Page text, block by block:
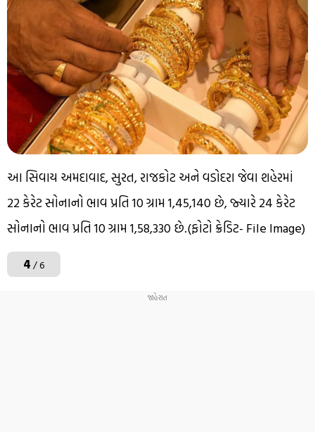
આ સિવાય અમદાવાદ, સુરત, રાજકોટ અને વડોદરા જેવા શહેરમાં
22 કેરેટ સોનાનો ભાવ પ્રતિ 10 ગ્રામ ₹1,45,140 છે, જ્યારે 24 કેરેટ
સોનાનો ભાવ પ્રતિ 10 ગ્રામ ₹1,58,330 છે.(ફોટો ક્રેડિટ- File Image)
4/ 6